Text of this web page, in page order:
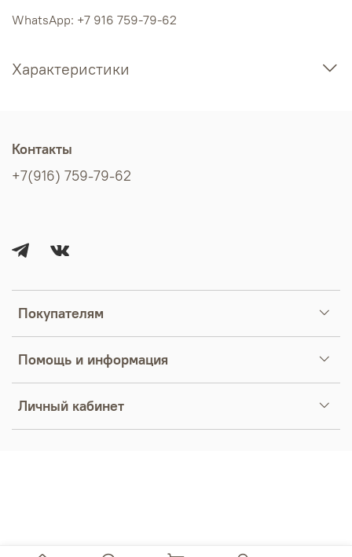
WhatsApp: +7 916 759-79-62
Характеристики
Покупателям
Помощь и информация
Личный кабинет
Контакты
+7(916) 759-79-62